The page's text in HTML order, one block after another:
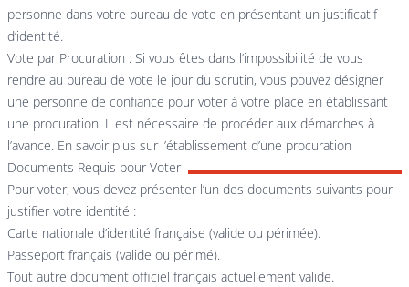
personne dans votre bureau de vote en présentant un justificatif
d’identité.
Vote par Procuration : Si vous êtes dans l’impossibilité de vous
rendre au bureau de vote le jour du scrutin, vous pouvez désigner
une personne de confiance pour voter à votre place en établissant
une procuration. Il est nécessaire de procéder aux démarches à
l’avance. En savoir plus sur l’établissement d’une procuration
Documents Requis pour Voter
Pour voter, vous devez présenter l’un des documents suivants pour
justifier votre identité :
Carte nationale d’identité française (valide ou périmée).
Passeport français (valide ou périmé).
Tout autre document officiel français actuellement valide.